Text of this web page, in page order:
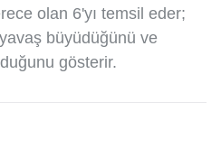
olan 6'yı temsil eder;
büyüdüğünü ve
gösterir.